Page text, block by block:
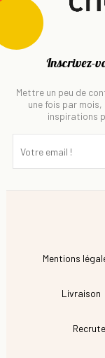
Inscrivez-
Mettre un peu de
une fois par
inspirations
Mentions
Livraison